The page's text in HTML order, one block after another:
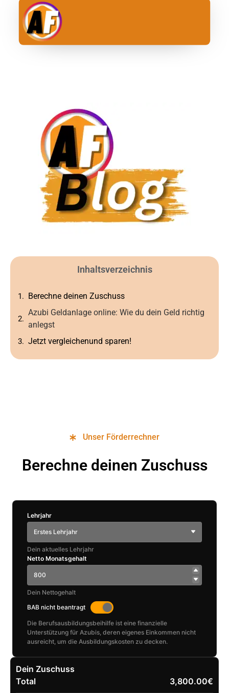
Inhaltsverzeichnis
Berechne deinen Zuschuss
Azubi Geldanlage online: Wie du dein Geld richtig
anlegst
Jetzt vergleichenund sparen!
Unser Förderrechner
Berechne deinen Zuschuss
Lehrjahr
Erstes Lehrjahr
Dein aktuelles Lehrjahr
Netto Monatsgehalt
Dein Nettogehalt
BAB nicht beantragt
Die Berufsausbildungsbeihilfe ist eine finanzielle
Unterstützung für Azubis, deren eigenes Einkommen nicht
ausreicht, um die Ausbildungskosten zu decken.
Dein Zuschuss
Total
3,800.00€